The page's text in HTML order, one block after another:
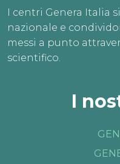
I centri Genera Italia
nazionale e
messi a punto
scientifico.
I